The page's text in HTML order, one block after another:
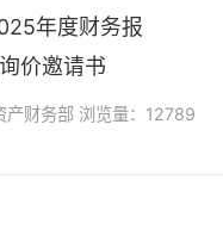
年度财务报
价邀请书
财务部 浏览量：12789